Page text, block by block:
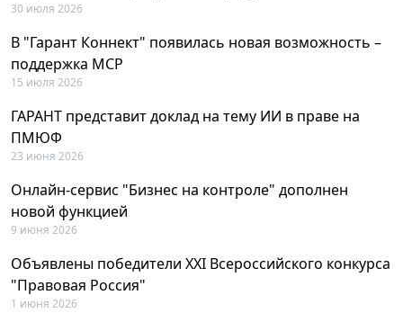
30 июля 2026
В "Гарант Коннект" появилась новая возможность –
поддержка MCP
15 июля 2026
ГАРАНТ представит доклад на тему ИИ в праве на
ПМЮФ
23 июня 2026
Онлайн-сервис "Бизнес на контроле" дополнен
новой функцией
9 июня 2026
Объявлены победители XXI Всероссийского конкурса
"Правовая Россия"
1 июня 2026